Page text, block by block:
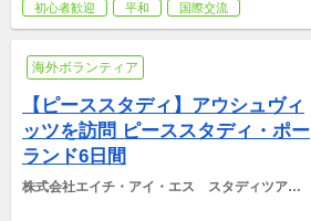
初心者歓迎 平和 国際交流
海外ボランティア
【ピーススタディ】アウシュヴィ
ッツを訪問 ピーススタディ・ポー
ランド6日間
株式会社エイチ・アイ・エス　スタディツアー